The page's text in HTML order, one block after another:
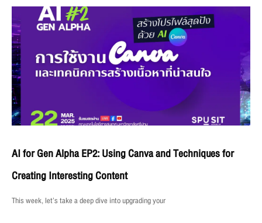
AI for Gen Alpha EP2: Using Canva and Techniques for
Creating Interesting Content
This week, let’s take a deep dive into upgrading your